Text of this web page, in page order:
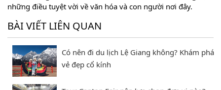
những điều tuyệt vời về văn hóa và con người nơi đây.
BÀI VIẾT LIÊN QUAN
Có nên đi du lịch Lệ Giang không? Khám phá
vẻ đẹp cổ kính